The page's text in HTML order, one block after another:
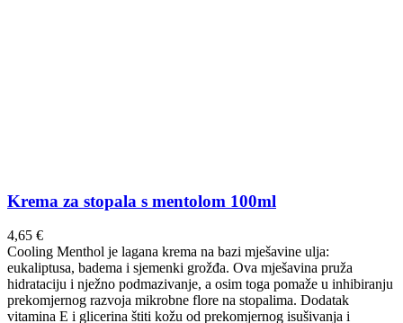
Krema za stopala s mentolom 100ml
4,65 €
Cooling Menthol je lagana krema na bazi mješavine ulja:
eukaliptusa, badema i sjemenki grožđa. Ova mješavina pruža
hidrataciju i nježno podmazivanje, a osim toga pomaže u inhibiranju
prekomjernog razvoja mikrobne flore na stopalima. Dodatak
vitamina E i glicerina štiti kožu od prekomjernog isušivanja i